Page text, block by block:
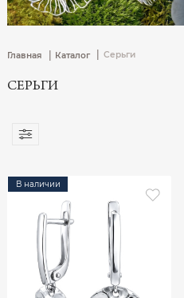
Главная | Каталог Серьги
СЕРЬГИ
В наличии